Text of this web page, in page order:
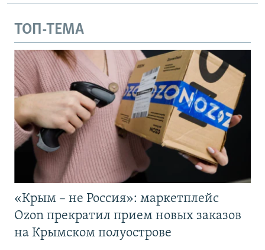
ТОП-ТЕМА
«Крым – не Россия»: маркетплейс
Ozon прекратил прием новых заказов
на Крымском полуострове